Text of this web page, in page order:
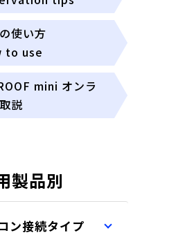
の使い方
to use
mini オンラ
説
製品別
ン接続タイプ